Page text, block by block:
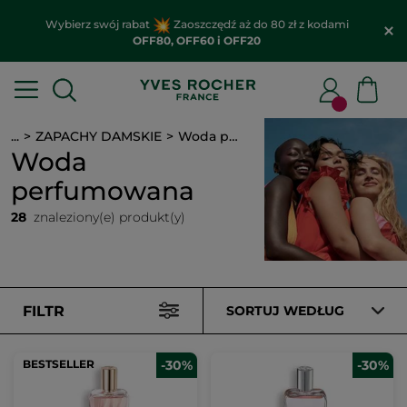
Wybierz swój rabat
Zaoszczędź aż do 80 zł z kodami
OFF80, OFF60 i OFF20
... ZAPACHY DAMSKIE Woda perfumowana
Woda
perfumowana
28 znaleziony(e) produkt(y)
FILTR SORTUJ WEDŁUG
BESTSELLER -30% -30%